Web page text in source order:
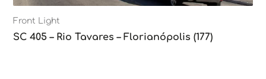
Front Light
SC 405 – Rio Tavares – Florianópolis (177)